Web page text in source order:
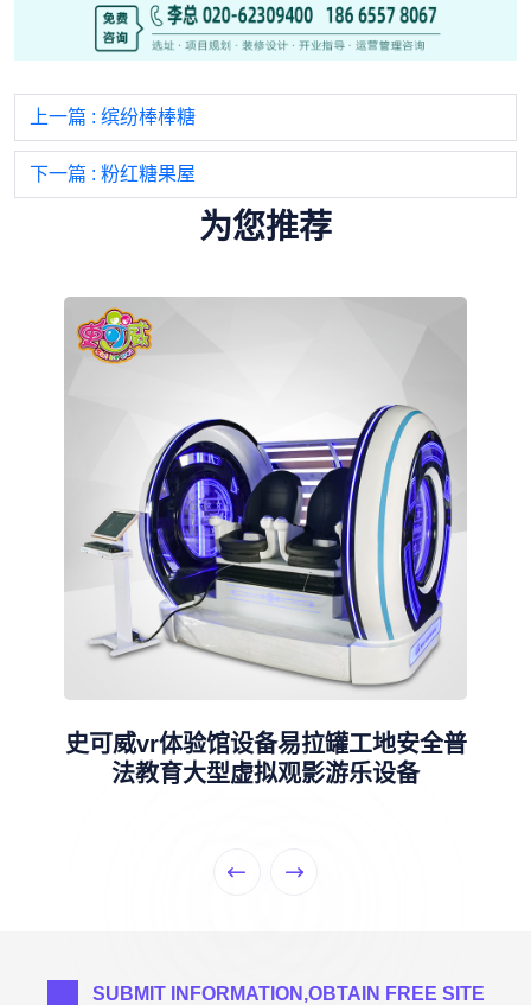
上一篇 : 缤纷棒棒糖
下一篇 : 粉红糖果屋
为您推荐
史可威vr体验馆设备易拉罐工地安全普
法教育大型虚拟观影游乐设备
SUBMIT INFORMATION,OBTAIN FREE SITE